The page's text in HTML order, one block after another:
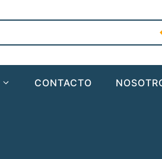
CONTACTO
Extra
400ml